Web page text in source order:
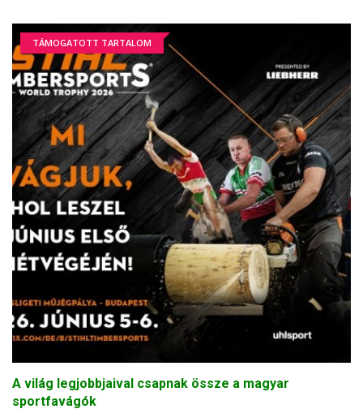
TÁMOGATOTT TARTALOM
A világ legjobbjaival csapnak össze a magyar
sportfavágók